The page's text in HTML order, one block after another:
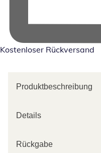
Kostenloser Rückversand
Produktbeschreibung
Details
Rückgabe